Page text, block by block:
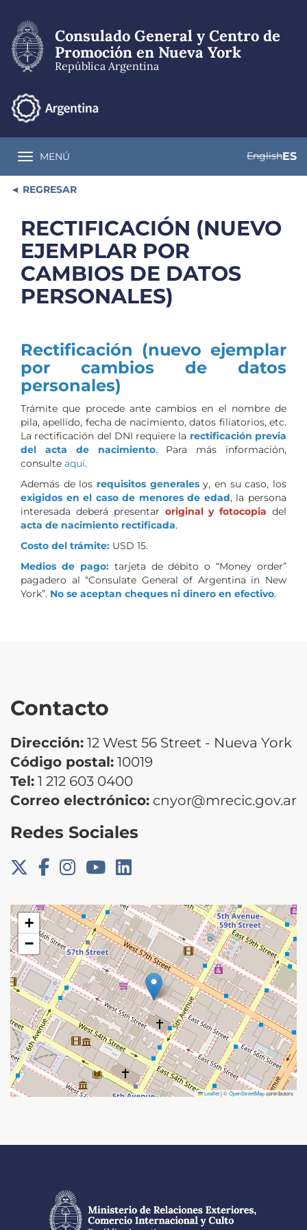
contenido
principal
Consulado General y Centro de
Promoción en Nueva York
República Argentina
Toggle navigation
MENÚ EnglishES
REGRESAR
RECTIFICACIÓN (NUEVO
EJEMPLAR POR
CAMBIOS DE DATOS
PERSONALES)
Rectificación (nuevo ejemplar
por cambios de datos
personales)
Trámite que procede ante cambios en el nombre de
pila, apellido, fecha de nacimiento, datos filiatorios, etc.
La rectificación del DNI requiere la rectificación previa
del acta de nacimiento. Para más información,
consulte aquí.
Además de los requisitos generalesy, en su caso, los
exigidos en el caso de menores de edad, la persona
interesada deberá presentar original y fotocopia del
acta de nacimiento rectificada.
Costo del trámite: USD 15.
Medios de pago:tarjeta de débito o “Money order”
pagadero al “Consulate General of Argentina in New
York”. No se aceptan cheques ni dinero en efectivo.
Contacto
Dirección: 12 West 56 Street - Nueva York
Código postal: 10019
Tel: 1 212 603 0400
Correo electrónico: cnyor@mrecic.gov.ar
Redes Sociales
+
−
Leaflet|©OpenStreetMapcontributors